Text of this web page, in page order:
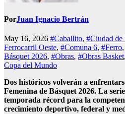
PorJuan Ignacio Bertrán
May 16, 2026 #Caballito, #Ciudad de
Ferrocarril Oeste, #Comuna 6, #Ferro,
Básquet 2026, #Obras, #Obras Basket,
Copa del Mundo
Dos históricos volverán a
Femenina de Básquet 2026. La
temporada récord para la
crecimiento deportivo, federal y